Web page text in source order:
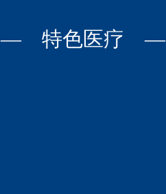
— 特色医疗 —